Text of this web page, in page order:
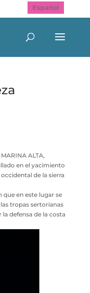
Español
ALTA,
en el yacimiento
de la sierra
que en este lugar se
tropas sertorianas
defensa de la costa